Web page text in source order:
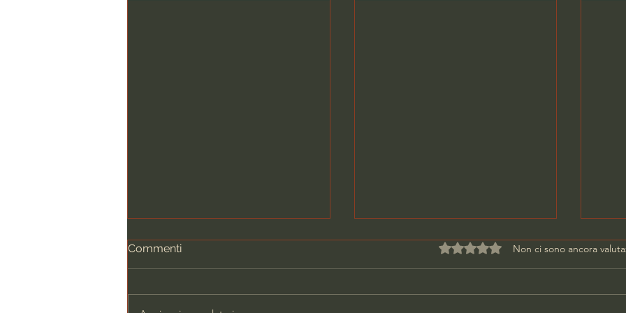
Commenti Valutazione 0 stelle su 5.
Non ci sono ancora